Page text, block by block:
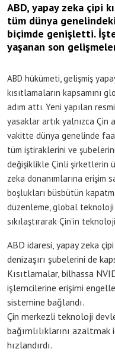
ABD, yapay zeka çipi
tüm dünya
biçimde genişletti.
yaşanan son
ABD hükümeti, gelişmiş
kısıtlamaların kapsamını
adım attı. Yeni yapılan
yasaklar artık yalnızca Çin
vakitte dünya genelinde
tüm iştiraklerini ve
değişiklikle Çinli şirketlerin
zeka donanımlarına erişim
boşlukları büsbütün
düzenleme, global
sıkılaştırarak Çin’in
ABD idaresi, yapay zeka
denizaşırı şubelerini de
Kısıtlamalar, bilhassa
işlemcilerine erişimi
sistemine bağlandı.
Çin merkezli teknoloji
bağımlılıklarını
hızlandırdı.